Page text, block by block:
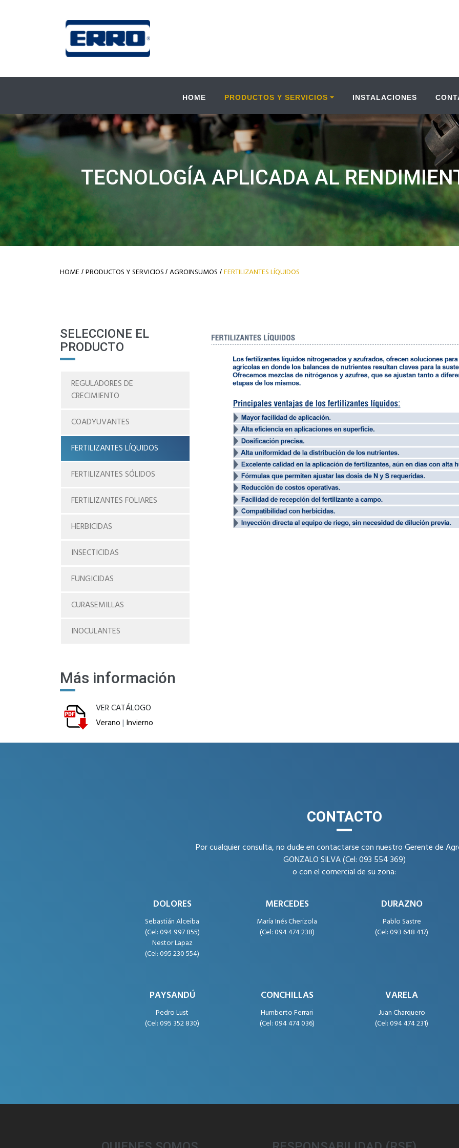
HOME PRODUCTOS Y SERVICIOS INSTALACIONES
TECNOLOGÍA APLICADA AL
HOME / PRODUCTOS Y SERVICIOS / AGROINSUMOS / FERTILIZANTES LÍQUIDOS
SELECCIONE EL
PRODUCTO
REGULADORES DE
CRECIMIENTO
COADYUVANTES
FERTILIZANTES LÍQUIDOS
FERTILIZANTES SÓLIDOS
FERTILIZANTES FOLIARES
HERBICIDAS
INSECTICIDAS
FUNGICIDAS
CURASEMILLAS
INOCULANTES
Más información
VER CATÁLOGO
Verano| Invierno
CONTACTO
Por cualquier consulta, no dude en contactarse con nuestro Gerente de
GONZALO SILVA (Cel: 093 554 369)
o con el comercial de su zona:
DOLORES
Sebastián Alceiba
(Cel: 094 997 855)
Nestor Lapaz
(Cel: 095 230 554)
MERCEDES
María Inés Cherizola
(Cel: 094 474 238)
DURAZNO
Pablo Sastre
(Cel: 093 648 417)
PAYSANDÚ
Pedro Lust
(Cel: 095 352 830)
CONCHILLAS
Humberto Ferrari
(Cel: 094 474 036)
VARELA
Juan Charquero
(Cel: 094 474 231)